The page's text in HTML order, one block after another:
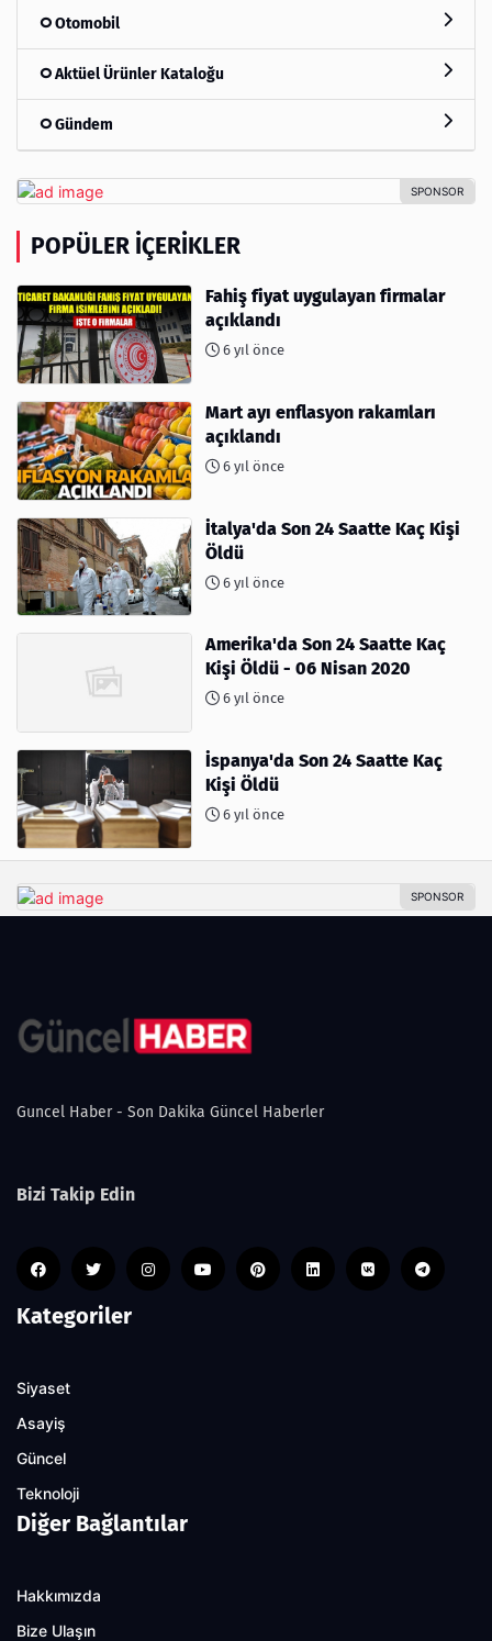
Otomobil
Aktüel Ürünler Kataloğu
Gündem
POPÜLER İÇERIKLER
Fahiş fiyat uygulayan firmalar
açıklandı
6 yıl önce
Mart ayı enflasyon rakamları
açıklandı
6 yıl önce
İtalya'da Son 24 Saatte Kaç Kişi
Öldü
6 yıl önce
Amerika'da Son 24 Saatte Kaç
Kişi Öldü - 06 Nisan 2020
6 yıl önce
İspanya'da Son 24 Saatte Kaç
Kişi Öldü
6 yıl önce
Guncel Haber - Son Dakika Güncel Haberler
Bizi Takip Edin
Kategoriler
Siyaset
Asayiş
Güncel
Teknoloji
Diğer Bağlantılar
Hakkımızda
Bize Ulaşın